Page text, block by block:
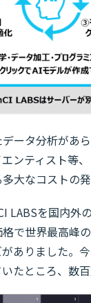
ータ分析があ
ンティスト等
大なコストの
LABSを国内外
で世界最高峰
ありました。
たところ、数